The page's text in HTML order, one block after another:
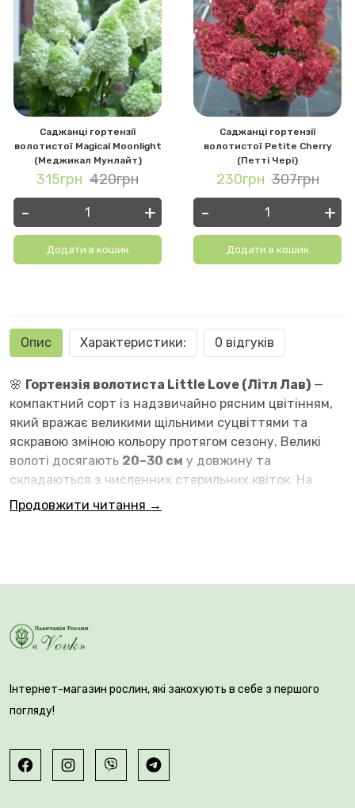
Саджанці гортензії
волотистої Magical Moonlight
(Меджикал Мунлайт)
315грн 420грн
- +
Додати в кошик
Саджанці гортензії
волотистої Petite Cherry
(Петті Чері)
230грн 307грн
- +
Додати в кошик
Опис Характеристики: 0 відгуків
🌸 Гортензія волотиста Little Love (Літл Лав) —
компактний сорт із надзвичайно рясним цвітінням,
який вражає великими щільними суцвіттями та
яскравою зміною кольору протягом сезону. Великі
волоті досягають 20–30 см у довжину та
складаються з численних стерильних квіток. На
початку цвітіння вони мають кремово-біле
Plantsvovk.com.ua - гарантія
🌿 Кущ компактний, густий та добре розгалужений,
Продовжити читання →
Інтернет-магазин рослин, які закохують в себе з першого
погляду!